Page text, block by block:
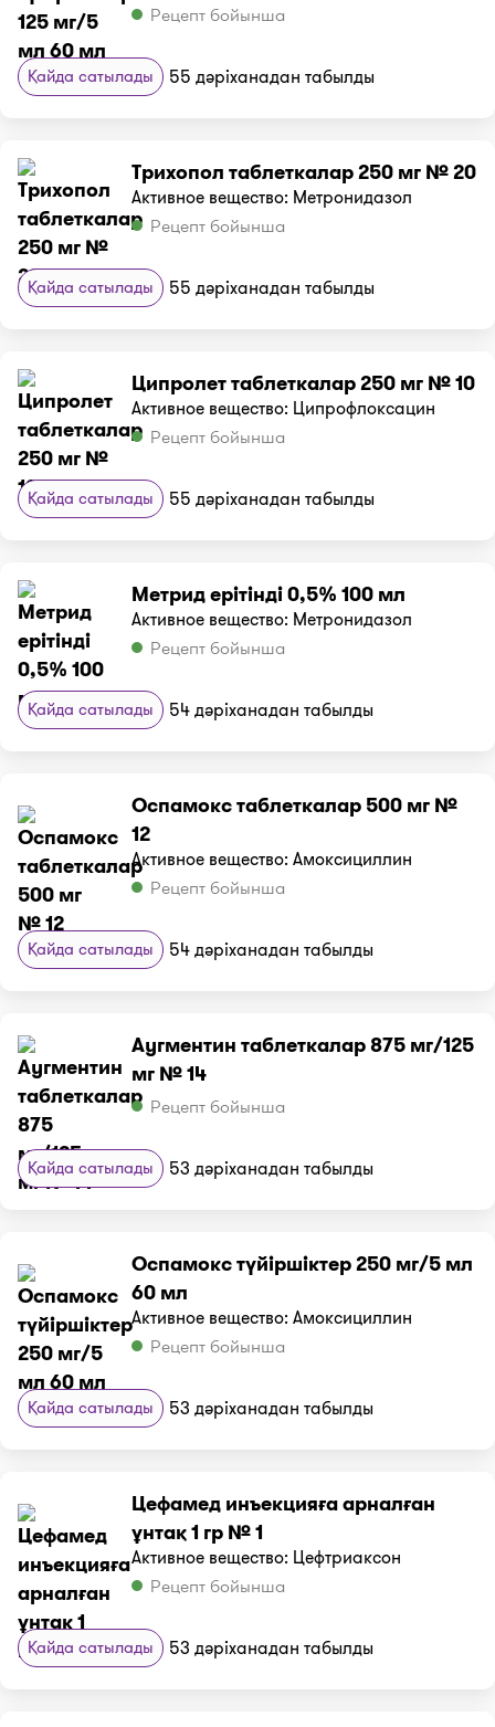
Рецепт бойынша
Қайда сатылады 55 дәріханадан табылды
Трихопол таблеткалар 250 мг № 20
Активное вещество: Метронидазол
Рецепт бойынша
Қайда сатылады 55 дәріханадан табылды
Ципролет таблеткалар 250 мг № 10
Активное вещество: Ципрофлоксацин
Рецепт бойынша
Қайда сатылады 55 дәріханадан табылды
Метрид ерітінді 0,5% 100 мл
Активное вещество: Метронидазол
Рецепт бойынша
Қайда сатылады 54 дәріханадан табылды
Оспамокс таблеткалар 500 мг №
12
Активное вещество: Амоксициллин
Рецепт бойынша
Қайда сатылады 54 дәріханадан табылды
Аугментин таблеткалар 875 мг/125
мг № 14
Рецепт бойынша
Қайда сатылады 53 дәріханадан табылды
Оспамокс түйіршіктер 250 мг/5 мл
60 мл
Активное вещество: Амоксициллин
Рецепт бойынша
Қайда сатылады 53 дәріханадан табылды
Цефамед инъекцияға арналған
ұнтақ 1 гр № 1
Активное вещество: Цефтриаксон
Рецепт бойынша
Қайда сатылады 53 дәріханадан табылды